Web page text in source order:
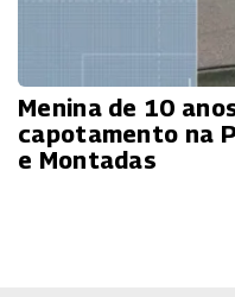
Menina de 10
capotamento na
e Montadas